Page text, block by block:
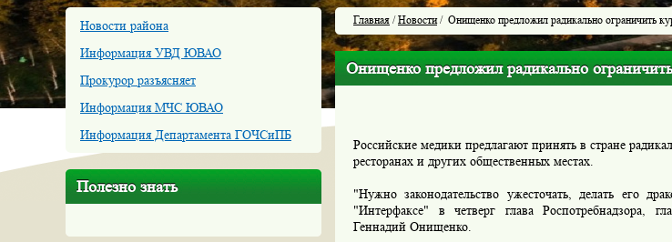
Новости района
Информация УВД ЮВАО
Прокурор разъясняет
Информация МЧС ЮВАО
Информация Департамента ГОЧСиПБ
Полезно знать
Главная /Новости/ Онищенко предложил радикально ограничить
Онищенко предложил радикально
Российские медики предлагают принять в стране
ресторанах и других общественных местах.
"Нужно законодательство ужесточать, делать его
"Интерфаксе" в четверг глава Роспотребнадзора,
Геннадий Онищенко.